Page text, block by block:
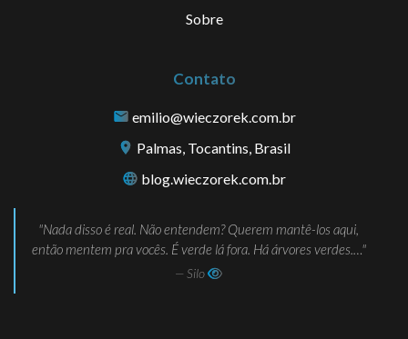
Sobre
Contato
emilio@wieczorek.com.br
Palmas, Tocantins, Brasil
blog.wieczorek.com.br
Nada disso é real. Não entendem? Querem mantê-los aqui,
então mentem pra vocês. É verde lá fora. Há árvores verdes.…
— Silo